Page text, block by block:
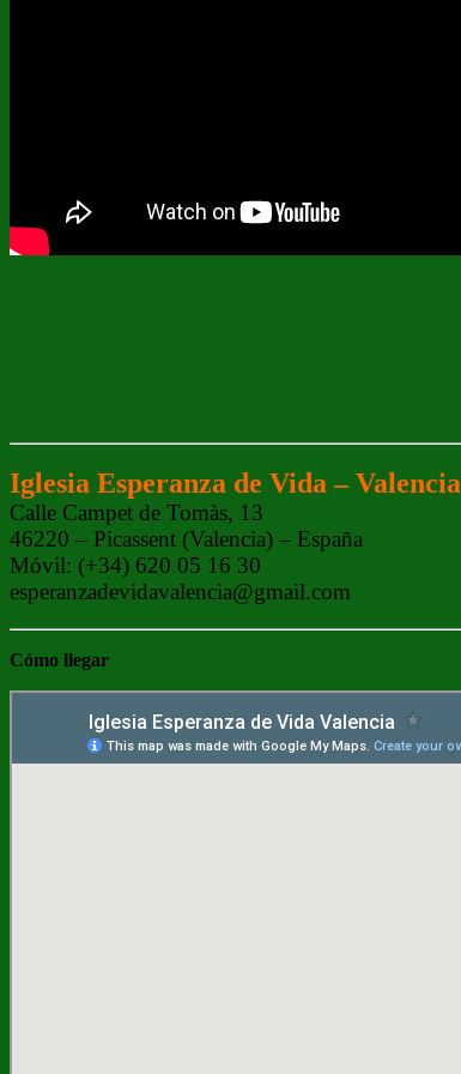
Iglesia Esperanza de Vida – Valencia
Calle Campet de Tomàs, 13
46220 – Picassent (Valencia) – España
Móvil: (+34) 620 05 16 30
esperanzadevidavalencia@gmail.com
Cómo llegar